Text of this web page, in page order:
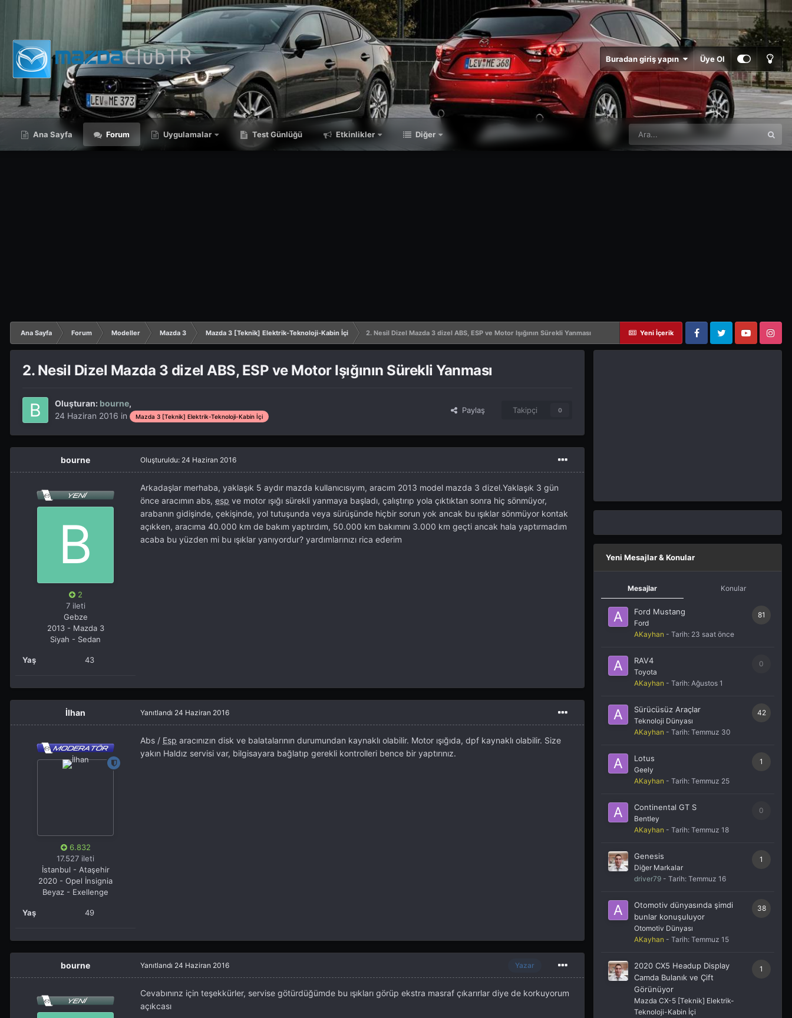
Buradan giriş yapın Üye Ol
Ana Sayfa Forum Uygulamalar Test Günlüğü Etkinlikler Diğer
Yeni İçerik
Ana Sayfa Forum Modeller Mazda 3 Mazda 3 [Teknik] Elektrik-Teknoloji-Kabin İçi
2. Nesil Dizel Mazda 3 dizel ABS, ESP ve Motor Işığının Sürekli Yanması
FacebookTwitter YouTube Instagram
2. Nesil Dizel Mazda 3 dizel ABS, ESP ve Motor Işığının Sürekli Yanması
Oluşturan: bourne,
24 Haziran 2016 in Mazda 3 [Teknik] Elektrik-Teknoloji-Kabin İçi
Paylaş Takipçi 0
bourne
2
7 ileti
Gebze
2013 - Mazda 3
Siyah - Sedan
Yaş 43
Oluşturuldu: 24 Haziran 2016
Arkadaşlar merhaba, yaklaşık 5 aydır mazda kullanıcısıyım, aracım 2013 model mazda 3 dizel.Yaklaşık 3 gün
önce aracımın abs, esp ve motor ışığı sürekli yanmaya başladı, çalıştırıp yola çıktıktan sonra hiç sönmüyor,
arabanın gidişinde, çekişinde, yol tutuşunda veya sürüşünde hiçbir sorun yok ancak bu ışıklar sönmüyor kontak
açıkken, aracıma 40.000 km de bakım yaptırdım, 50.000 km bakımını 3.000 km geçti ancak hala yaptırmadım
acaba bu yüzden mi bu ışıklar yanıyordur? yardımlarınızı rica ederim
İlhan
6.832
17.527 ileti
İstanbul - Ataşehir
2020 - Opel İnsignia
Beyaz - Exellenge
Yaş 49
Yanıtlandı 24 Haziran 2016
Abs / Esp aracınızın disk ve balatalarının durumundan kaynaklı olabilir. Motor ışığıda, dpf kaynaklı olabilir. Size
yakın Haldız servisi var, bilgisayara bağlatıp gerekli kontrolleri bence bir yaptırınız.
bourne Yazar
Yanıtlandı 24 Haziran 2016
Cevabınınz için teşekkürler, servise götürdüğümde bu ışıkları görüp ekstra masraf çıkarırlar diye de korkuyorum
açıkcası
Yeni Mesajlar & Konular
Mesajlar Konular
81
Ford Mustang
Ford
AKayhan - Tarih: 23 saat önce
0
RAV4
Toyota
AKayhan - Tarih: Ağustos 1
42
Sürücüsüz Araçlar
Teknoloji Dünyası
AKayhan - Tarih: Temmuz 30
1
Lotus
Geely
AKayhan - Tarih: Temmuz 25
0
Continental GT S
Bentley
AKayhan - Tarih: Temmuz 18
1
Genesis
Diğer Markalar
driver79 - Tarih: Temmuz 16
38
Otomotiv dünyasında şimdi
bunlar konuşuluyor
Otomotiv Dünyası
AKayhan - Tarih: Temmuz 15
1
2020 CX5 Headup Display
Camda Bulanık ve Çift
Görünüyor
Mazda CX-5 [Teknik] Elektrik-
Teknoloji-Kabin İçi